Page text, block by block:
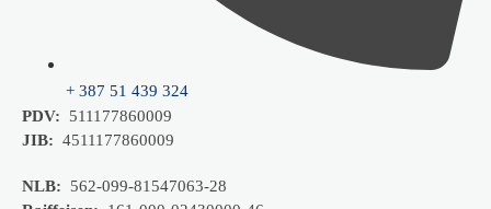
+ 387 51 439 324
PDV:
511177860009
JIB: 4511177860009
NLB: 562-099-81547063-28